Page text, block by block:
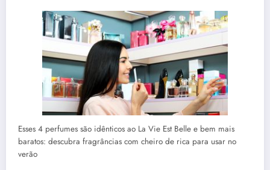
Esses 4 perfumes são idênticos ao La Vie Est Belle e bem mais
baratos: descubra fragrâncias com cheiro de rica para usar no
verão